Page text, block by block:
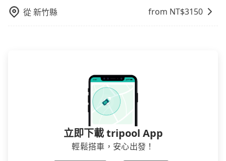
從新竹縣 from NT$3150
立即下載 tripool App
輕鬆搭車，安心出發！